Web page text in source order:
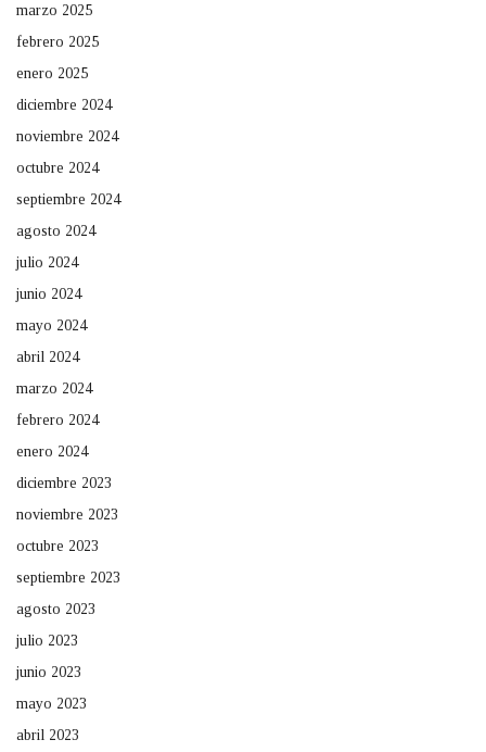
marzo 2025
febrero 2025
enero 2025
diciembre 2024
noviembre 2024
octubre 2024
septiembre 2024
agosto 2024
julio 2024
junio 2024
mayo 2024
abril 2024
marzo 2024
febrero 2024
enero 2024
diciembre 2023
noviembre 2023
octubre 2023
septiembre 2023
agosto 2023
julio 2023
junio 2023
mayo 2023
abril 2023